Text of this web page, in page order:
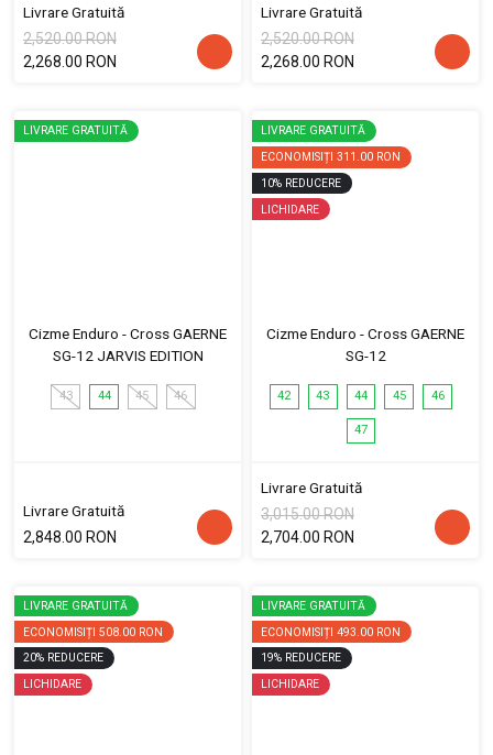
Livrare Gratuită
2,520.00 RON
2,268.00 RON
Livrare Gratuită
2,520.00 RON
2,268.00 RON
LIVRARE GRATUITĂ
Cizme Enduro - Cross GAERNE
SG-12 JARVIS EDITION
43 44 45 46
Livrare Gratuită
2,848.00 RON
LIVRARE GRATUITĂ
ECONOMISIȚI 311.00 RON
10% REDUCERE
LICHIDARE
Cizme Enduro - Cross GAERNE
SG-12
42 43 44 45 46
47
Livrare Gratuită
3,015.00 RON
2,704.00 RON
LIVRARE GRATUITĂ
ECONOMISIȚI 508.00 RON
20% REDUCERE
LICHIDARE
LIVRARE GRATUITĂ
ECONOMISIȚI 493.00 RON
19% REDUCERE
LICHIDARE